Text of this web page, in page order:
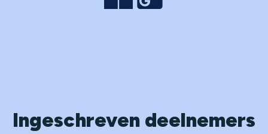
Ingeschreven deelnemers